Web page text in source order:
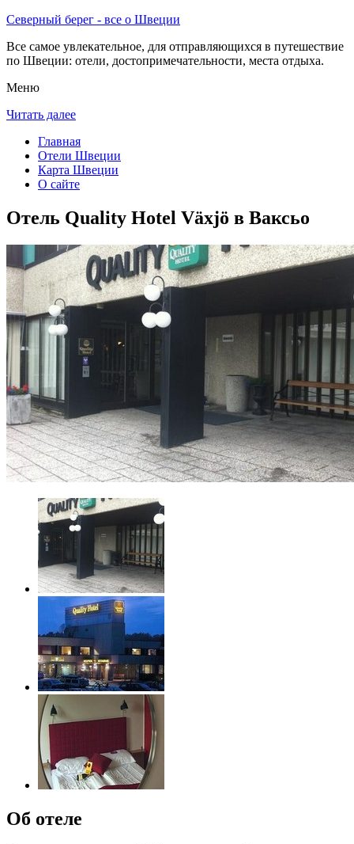
Северный берег - все о Швеции
Все самое увлекательное, для отправляющихся в путешествие
по Швеции: отели, достопримечательности, места отдыха.
Меню
Читать далее
Главная
Отели Швеции
Карта Швеции
О сайте
Отель Quality Hotel Växjö в Ваксьо
Об отеле